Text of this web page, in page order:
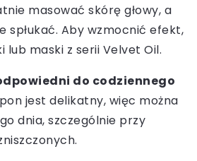
masować skórę głowy, a
spłukać. Aby wzmocnić efekt,
lub maski z serii Velvet Oil.
do codziennego
jest delikatny, więc można
dnia, szczególnie przy